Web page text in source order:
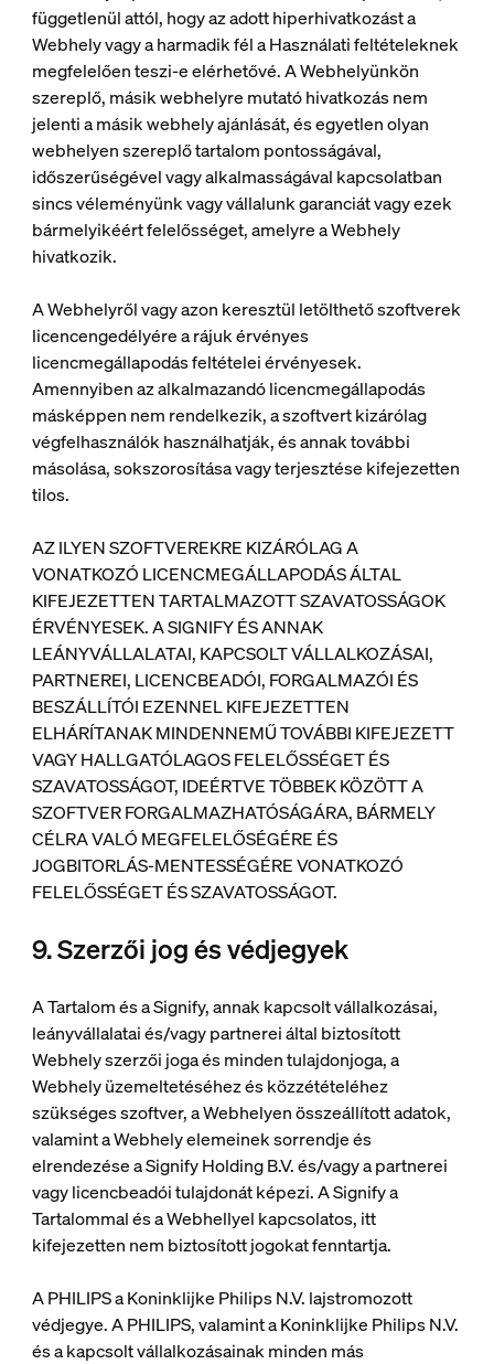
függetlenül attól, hogy az adott hiperhivatkozást a
Webhely vagy a harmadik fél a Használati feltételeknek
megfelelően teszi-e elérhetővé. A Webhelyünkön
szereplő, másik webhelyre mutató hivatkozás nem
jelenti a másik webhely ajánlását, és egyetlen olyan
webhelyen szereplő tartalom pontosságával,
időszerűségével vagy alkalmasságával kapcsolatban
sincs véleményünk vagy vállalunk garanciát vagy ezek
bármelyikéért felelősséget, amelyre a Webhely
hivatkozik.
A Webhelyről vagy azon keresztül letölthető szoftverek
licencengedélyére a rájuk érvényes
licencmegállapodás feltételei érvényesek.
Amennyiben az alkalmazandó licencmegállapodás
másképpen nem rendelkezik, a szoftvert kizárólag
végfelhasználók használhatják, és annak további
másolása, sokszorosítása vagy terjesztése kifejezetten
tilos.
AZ ILYEN SZOFTVEREKRE KIZÁRÓLAG A
VONATKOZÓ LICENCMEGÁLLAPODÁS ÁLTAL
KIFEJEZETTEN TARTALMAZOTT SZAVATOSSÁGOK
ÉRVÉNYESEK. A SIGNIFY ÉS ANNAK
LEÁNYVÁLLALATAI, KAPCSOLT VÁLLALKOZÁSAI,
PARTNEREI, LICENCBEADÓI, FORGALMAZÓI ÉS
BESZÁLLÍTÓI EZENNEL KIFEJEZETTEN
ELHÁRÍTANAK MINDENNEMŰ TOVÁBBI KIFEJEZETT
VAGY HALLGATÓLAGOS FELELŐSSÉGET ÉS
SZAVATOSSÁGOT, IDEÉRTVE TÖBBEK KÖZÖTT A
SZOFTVER FORGALMAZHATÓSÁGÁRA, BÁRMELY
CÉLRA VALÓ MEGFELELŐSÉGÉRE ÉS
JOGBITORLÁS-MENTESSÉGÉRE VONATKOZÓ
FELELŐSSÉGET ÉS SZAVATOSSÁGOT.
9. Szerzői jog és védjegyek
A Tartalom és a Signify, annak kapcsolt vállalkozásai,
leányvállalatai és/vagy partnerei által biztosított
Webhely szerzői joga és minden tulajdonjoga, a
Webhely üzemeltetéséhez és közzétételéhez
szükséges szoftver, a Webhelyen összeállított adatok,
valamint a Webhely elemeinek sorrendje és
elrendezése a Signify Holding B.V. és/vagy a partnerei
vagy licencbeadói tulajdonát képezi. A Signify a
Tartalommal és a Webhellyel kapcsolatos, itt
kifejezetten nem biztosított jogokat fenntartja.
A PHILIPS a Koninklijke Philips N.V. lajstromozott
védjegye. A PHILIPS, valamint a Koninklijke Philips N.V.
és a kapcsolt vállalkozásainak minden más